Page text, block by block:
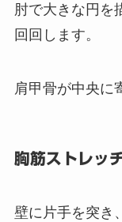
肘で大きな円を
回回します。
肩甲骨が中央に
胸筋ストレッ
壁に片手を突き